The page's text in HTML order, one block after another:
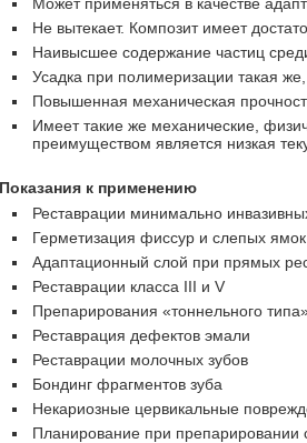
Не вытекает. Композит имеет
Наивысшее содержание частиц
Усадка при полимеризации такая же,
Повышенная механическая
Имеет такие же механические,
преимуществом является низкая
Показания к применению
Реставрации минимально
Герметизация фиссур и слепых ямок
Адаптационный слой при прямых
Реставрации класса III и V
Препарирования «тоннельного
Реставрация дефектов эмали
Реставрации молочных зубов
Бондинг фрагментов зуба
Некариозные цервикальные
Планирование при препарировании